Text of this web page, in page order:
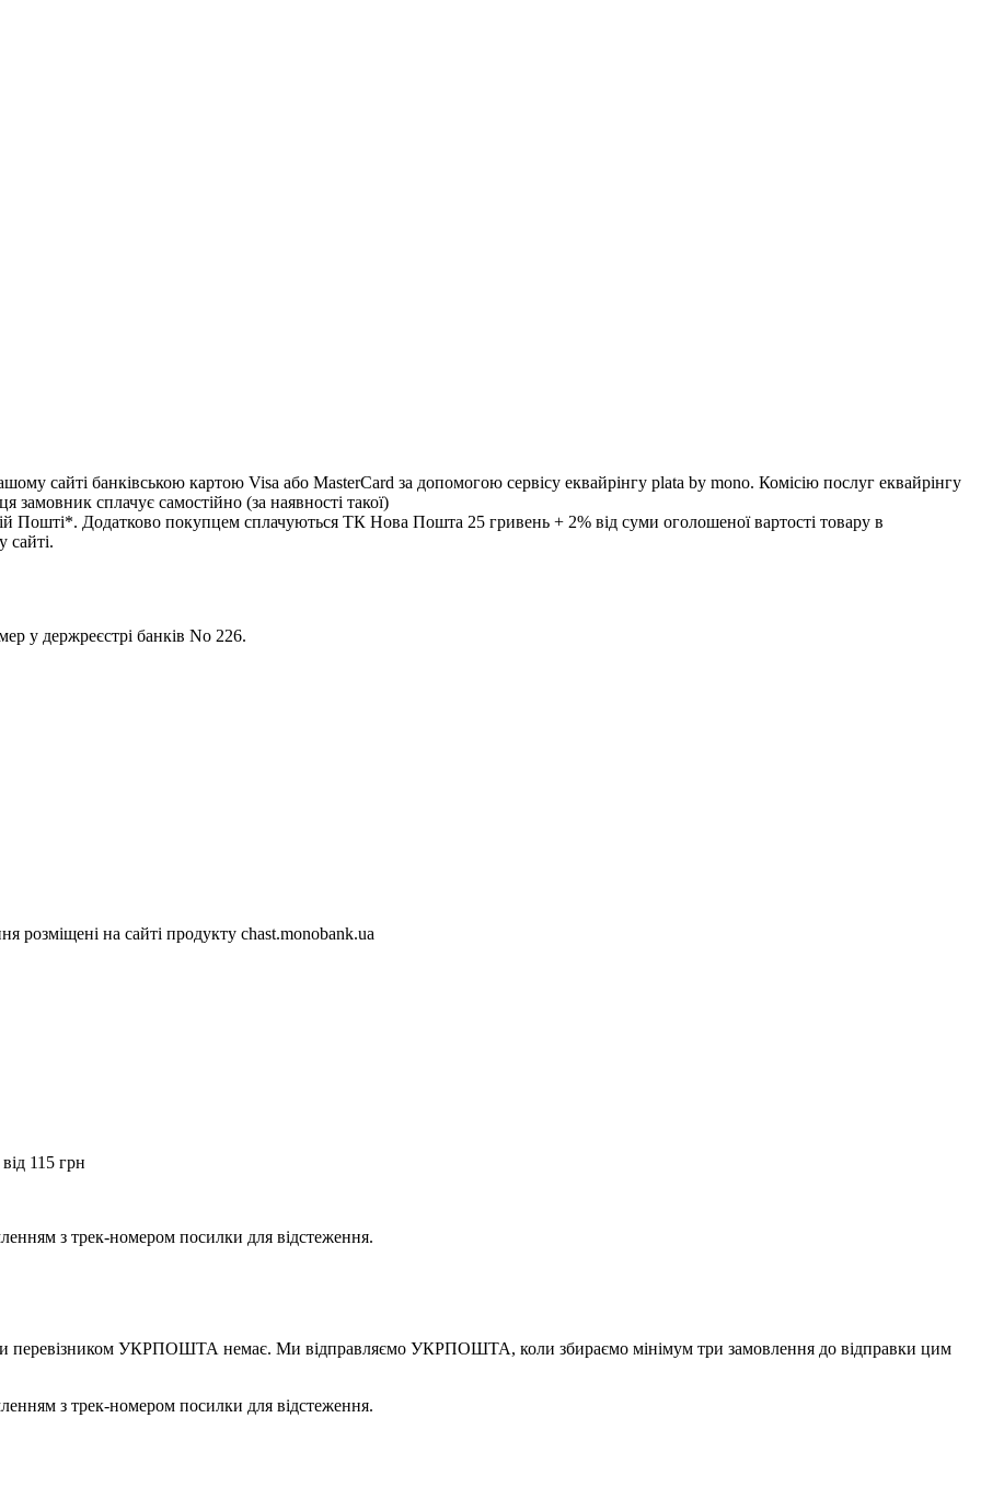
банківською картою Visa або MasterCard за допомогою сервісу еквайрінгу plata by mono. Комісію послуг еквайрінгу
замовник сплачує самостійно (за наявності такої)
Додатково покупцем сплачуються ТК Нова Пошта 25 гривень + 2% від суми оголошеної вартості товару в
сайті.
у держреєстрі банків No 226.
розміщені на сайті продукту chast.monobank.ua
115 грн
з трек-номером посилки для відстеження.
перевізником УКРПОШТА немає. Ми відправляємо УКРПОШТА, коли збираємо мінімум три замовлення до відправки цим
з трек-номером посилки для відстеження.